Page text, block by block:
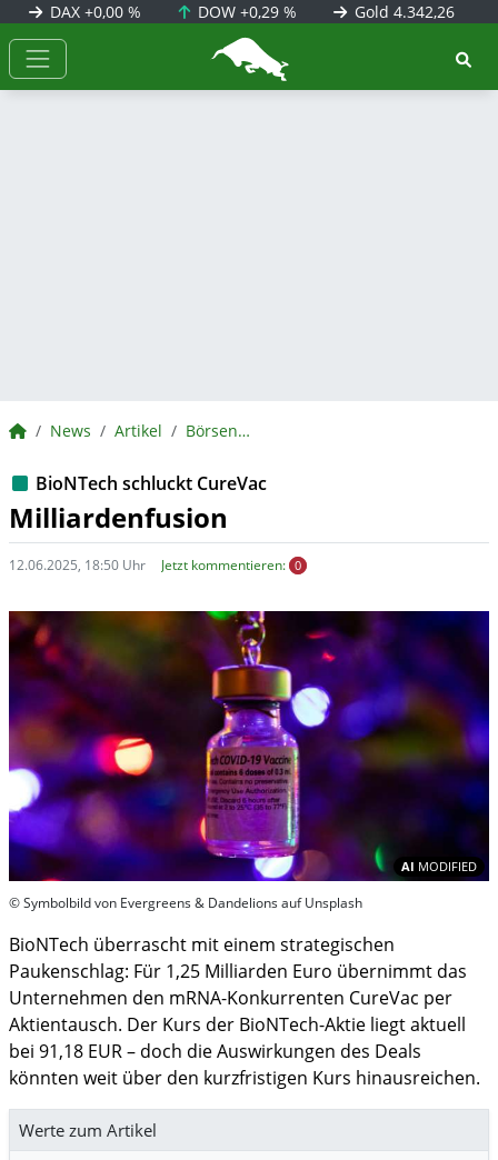
DAX +0,00 % DOW+0,29 % Gold 4.342,26
BörsenNEWS.de
BörsenNEWS.de
News Artikel BörsenNEWS.de
BioNTech schluckt CureVac
Milliardenfusion
12.06.2025, 18:50 Uhr Jetzt kommentieren: 0
AI MODIFIED
© Symbolbild von Evergreens & Dandelions auf Unsplash
BioNTech überrascht mit einem strategischen
Paukenschlag: Für 1,25 Milliarden Euro übernimmt das
Unternehmen den mRNA-Konkurrenten CureVac per
Aktientausch. Der Kurs der BioNTech-Aktie liegt aktuell
bei 91,18 EUR – doch die Auswirkungen des Deals
könnten weit über den kurzfristigen Kurs hinausreichen.
Werte zum Artikel